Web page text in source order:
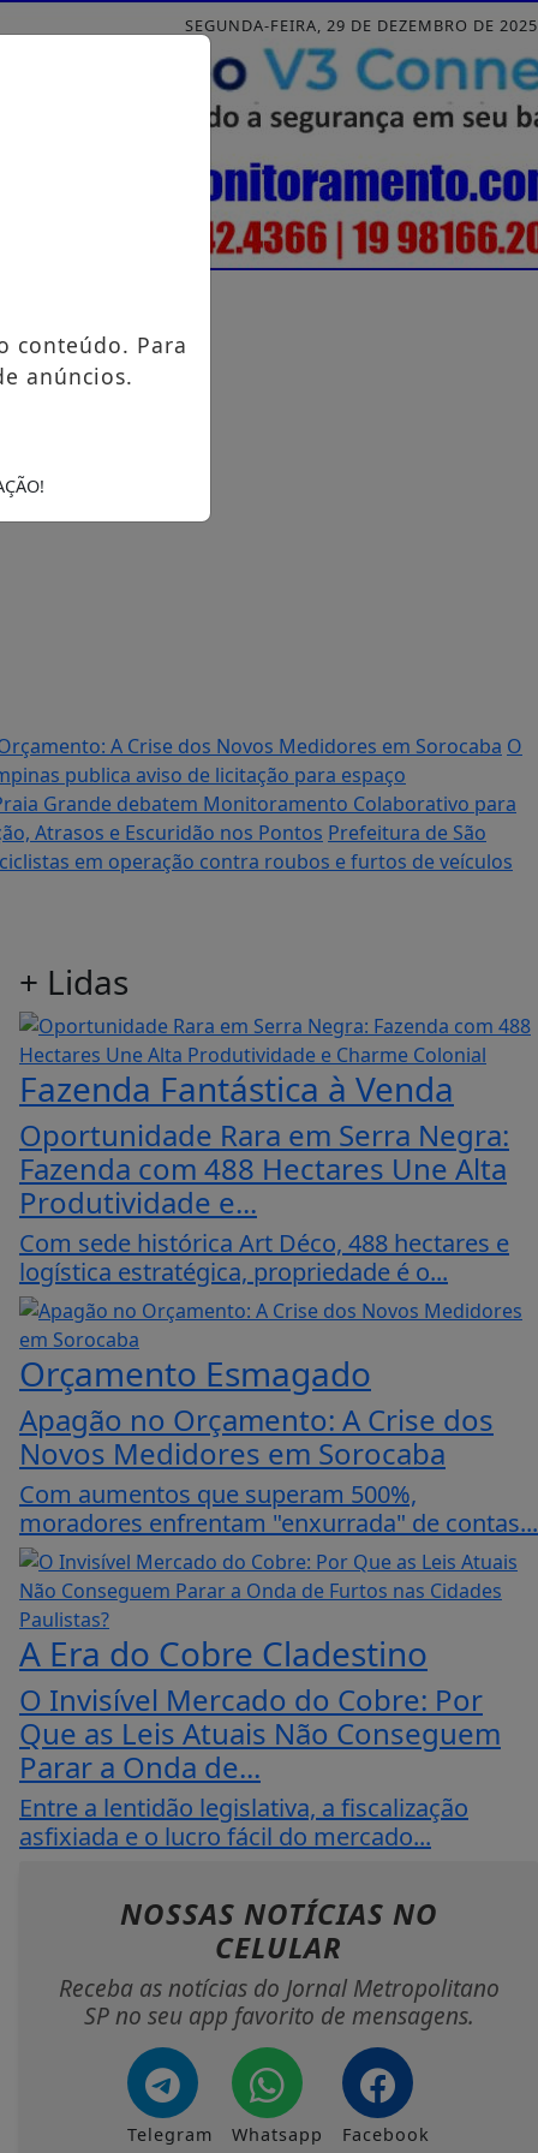
SEGUNDA-FEIRA, 29 DE DEZEMBRO DE 2025
A Crise dos Novos Medidores em Sorocaba O
publica aviso de licitação para espaço
Grande debatem Monitoramento Colaborativo para
Atrasos e Escuridão nos Pontos Prefeitura de São
em operação contra roubos e furtos de veículos
+ Lidas
Fazenda Fantástica à Venda
Oportunidade Rara em Serra Negra:
Fazenda com 488 Hectares Une Alta
Produtividade e...
Com sede histórica Art Déco, 488 hectares e
logística estratégica, propriedade é o...
Orçamento Esmagado
Apagão no Orçamento: A Crise dos
Novos Medidores em Sorocaba
Com aumentos que superam 500%,
moradores enfrentam "enxurrada" de contas...
A Era do Cobre Cladestino
O Invisível Mercado do Cobre: Por
Que as Leis Atuais Não Conseguem
Parar a Onda de...
Entre a lentidão legislativa, a fiscalização
asfixiada e o lucro fácil do mercado...
NOSSAS NOTÍCIAS NO
CELULAR
Receba as notícias do Jornal Metropolitano
SP no seu app favorito de mensagens.
Telegram Whatsapp Facebook
conteúdo. Para
anúncios.